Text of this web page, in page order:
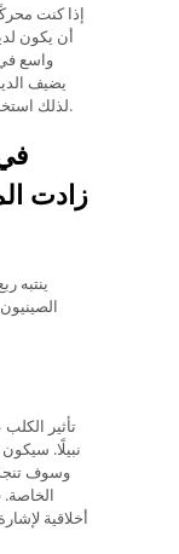
إذا كنت
أن يكون
واسع
يضيف
لذلك استخدم تأثيرك في البروج للتحكم في هذه الرغبة.
ينتبه
تأثير
نبيلًا.
وسوف
الخاصة.
أخلاقية